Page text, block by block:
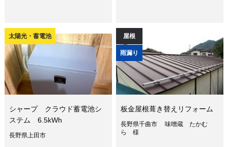
太陽光・蓄電池
シャープ クラウド蓄電池シ
ステム 6.5kWh
長野県上田市
屋根
雨漏り
板金屋根葺き替えリフォーム
長野県千曲市 味噌蔵 たかむ
ら 様